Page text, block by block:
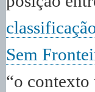
Sem
“o